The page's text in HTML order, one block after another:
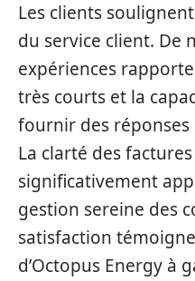
Les clients
du service client. De
expériences
très courts et la
fournir des réponses
La clarté des
significativement
gestion sereine des
satisfaction
d’Octopus Energy à